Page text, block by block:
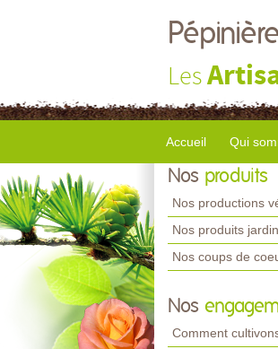
Les
Accueil Qui
Nos produits
Nos productions
Nos produits jardin
Nos coups de
Nos
Comment